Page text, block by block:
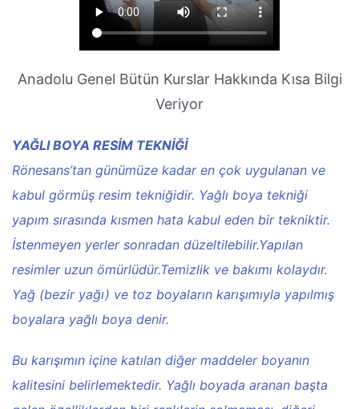
Anadolu Genel Bütün Kurslar Hakkında Kısa Bilgi
Veriyor
YAĞLI BOYA RESİM TEKNİĞİ
Rönesans’tan günümüze kadar en çok uygulanan ve
kabul görmüş resim tekniğidir. Yağlı boya tekniği
yapım sırasında kısmen hata kabul eden bir tekniktir.
İstenmeyen yerler sonradan düzeltilebilir.Yapılan
resimler uzun ömürlüdür.Temizlik ve bakımı kolaydır.
Yağ (bezir yağı) ve toz boyaların karışımıyla yapılmış
boyalara yağlı boya denir.
Bu karışımın içine katılan diğer maddeler boyanın
kalitesini belirlemektedir. Yağlı boyada aranan başta